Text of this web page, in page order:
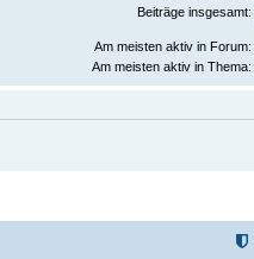
Beiträge insgesamt:
Am meisten aktiv in Forum:
Am meisten aktiv in Thema: